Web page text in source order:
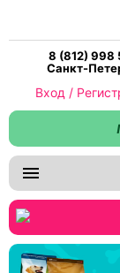
8 (812) 998
Санкт-
Вход /